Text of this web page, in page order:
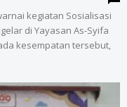
kegiatan Sosialisasi
di Yayasan As-Syifa
kesempatan tersebut,